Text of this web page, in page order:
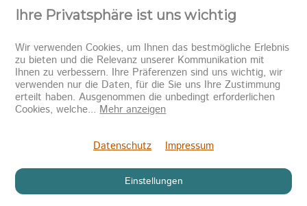
Newsletter abonnieren
Ihre Privatsphäre ist uns wichtig
Wir verwenden Cookies, um Ihnen das bestmögliche Erlebnis
zu bieten und die Relevanz unserer Kommunikation mit
Ihnen zu verbessern. Ihre Präferenzen sind uns wichtig, wir
verwenden nur die Daten, für die Sie uns Ihre Zustimmung
erteilt haben. Ausgenommen die unbedingt erforderlichen
Cookies, welche... Mehr anzeigen
Datenschutz Impressum
Einstellungen